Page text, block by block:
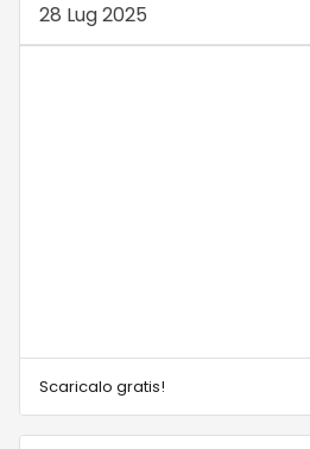
28 Lug 2025
Scaricalo gratis!